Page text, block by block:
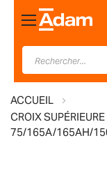
Basculer
la
navigation
ACCUEIL
CROIX
75/165A/165AH/